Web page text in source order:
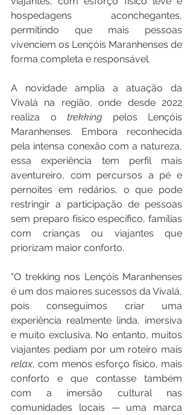
hospedagens aconchegantes,
permitindo que mais pessoas
vivenciem os Lençóis Maranhenses de
forma completa e responsável.
A novidade amplia a atuação da
Vivalá na região, onde desde 2022
realiza o trekking pelos Lençóis
Maranhenses. Embora reconhecida
pela intensa conexão com a natureza,
essa experiência tem perfil mais
aventureiro, com percursos a pé e
pernoites em redários, o que pode
restringir a participação de pessoas
sem preparo físico específico, famílias
com crianças ou viajantes que
priorizam maior conforto.
“O trekking nos Lençóis Maranhenses
é um dos maiores sucessos da Vivalá,
pois conseguimos criar uma
experiência realmente linda, imersiva
e muito exclusiva. No entanto, muitos
relax, com menos esforço físico, mais
conforto e que contasse também
com a imersão cultural nas
comunidades locais — uma marca